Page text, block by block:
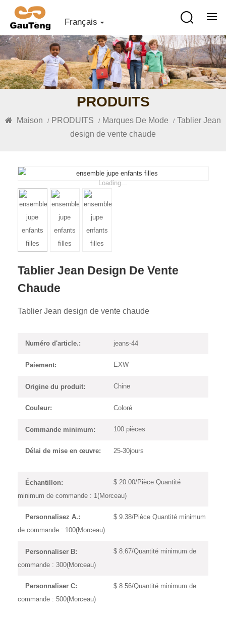
Français
PRODUITS
Maison / PRODUITS / Marques De Mode / Tablier Jean
design de vente chaude
Loading...
Tablier Jean Design De Vente
Chaude
Tablier Jean design de vente chaude
Numéro d'article.: jeans-44
Paiement: EXW
Origine du produit: Chine
Couleur: Coloré
Commande minimum: 100 pièces
Délai de mise en œuvre: 25-30jours
Échantillon:
$ 20.00/Pièce Quantité
minimum de commande : 1(Morceau)
Personnalisez A.:
$ 9.38/Pièce Quantité minimum
de commande : 100(Morceau)
Personnaliser B:
$ 8.67/Quantité minimum de
commande : 300(Morceau)
Personnaliser C:
$ 8.56/Quantité minimum de
commande : 500(Morceau)